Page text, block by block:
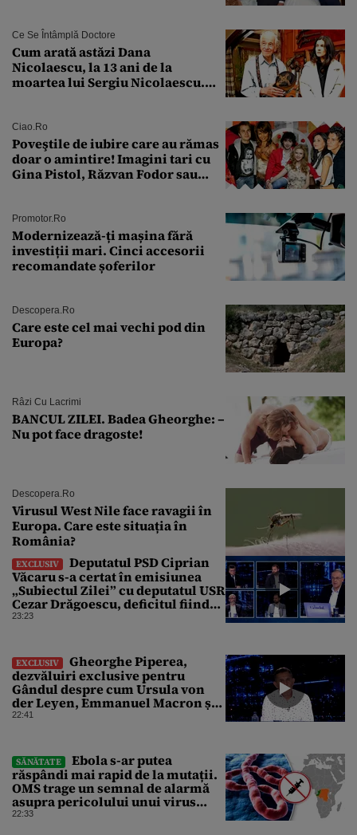
Ce Se Întâmplă Doctore
Cum arată astăzi Dana
Nicolaescu, la 13 ani de la
moartea lui Sergiu Nicolaescu.
Ciao.ro
Poveştile de iubire care au rămas
doar o amintire! Imagini tari cu
Gina Pistol, Răzvan Fodor sau
Promotor.ro
Modernizează-ți mașina fără
investiții mari. Cinci accesorii
recomandate șoferilor
Descopera.ro
Care este cel mai vechi pod din
Europa?
Râzi Cu Lacrimi
BANCUL ZILEI. Badea Gheorghe: –
Nu pot face dragoste!
Descopera.ro
Virusul West Nile face ravagii în
Europa. Care este situația în
România?
EXCLUSIV
Deputatul PSD Ciprian
Văcaru s-a certat în emisiunea
„Subiectul Zilei” cu deputatul USR
Cezar Drăgoescu, deficitul fiind
motivul scandalului
23:23
EXCLUSIV
Gheorghe Piperea,
dezvăluiri exclusive pentru
Gândul despre cum Ursula von
der Leyen, Emmanuel Macron și
Zelenski plănuiesc pe Signal să îl
22:41
SĂNĂTATE
Ebola s-ar putea
răspândi mai rapid de la mutații.
OMS trage un semnal de alarmă
asupra pericolului unui virus
pentru care nu există vaccin
22:33